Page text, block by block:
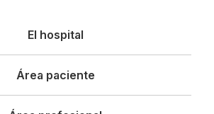
El hospital
Área paciente